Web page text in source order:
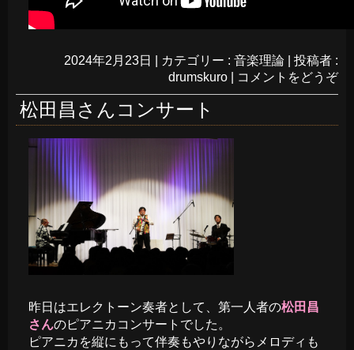
2024年2月23日 カテゴリー : 音楽理論
投稿者 :
drumskuro
コメントをどうぞ
松田昌さんコンサート
昨日はエレクトーン奏者として、第一人者の松田昌
さんのピアニカコンサートでした。
ピアニカを縦にもって伴奏もやりながらメロディも